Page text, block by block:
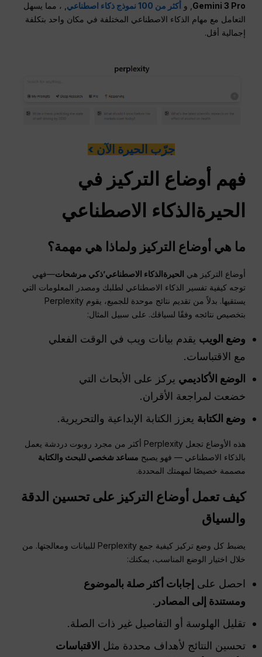
Gemini 3 Pro , و أكثر من 100 نموذج ذكاء اصطناعي
, ، مما يسهل
التعامل مع مهام الذكاء الاصطناعي المختلفة في مكان واحد بتكلفة
إجمالية أقل.
جرّب الحيرة الآن >
فهم أوضاع التركيز في
الحيرة الذكاء الاصطناعي
ما هي أوضاع التركيز ولماذا هي مهمة؟
أوضاع التركيز هي الحيرة الذكاء الاصطناعي’ذكي مرشحات—فهي
توجه كيفية تفسير الذكاء الاصطناعي لطلبك ومصدر المعلومات التي
يستقيها. بدلاً من تقديم نتائج موحدة للجميع، يقوم Perplexity
بتخصيص نتائجه وفقًا لسياقك. على سبيل المثال:
وضع الويب يقدم بيانات ويب في الوقت الفعلي
مع الاقتباسات.
الوضع الأكاديمي يركز على الأبحاث التي
خضعت لمراجعة الأقران.
وضع الكتابة يعزز الكتابة الإبداعية والتحريرية.
هذه الأوضاع تجعل Perplexity أكثر من مجرد روبوت دردشة يعمل
بالذكاء الاصطناعي — فهو يصبح مساعد شخصي للبحث والكتابة
مصممة خصيصًا لمهمتك المحددة.
كيف تعمل أوضاع التركيز على تحسين الدقة
والسياق
يضبط كل وضع تركيز كيفية جمع Perplexity للبيانات ومعالجتها. من
خلال اختيار الوضع المناسب، يمكنك:
احصل على إجابات أكثر صلة بالموضوع
ومستندة إلى المصادر .
تقليل الهلوسة أو التفاصيل غير ذات الصلة.
تحسين النتائج لأهداف محددة مثل الاقتباسات